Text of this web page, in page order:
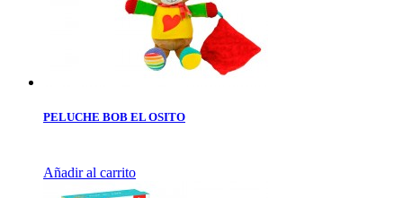
PELUCHE BOB EL OSITO
Añadir al carrito